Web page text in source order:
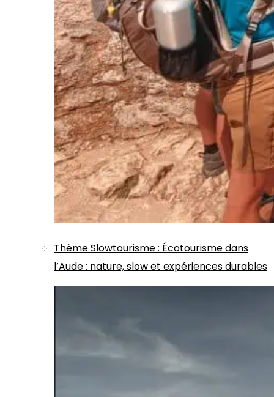
ThèmeSlowtourisme: Écotourisme dans
l’Aude : nature, slow et expériences durables